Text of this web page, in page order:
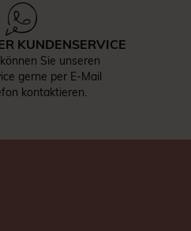
KUNDENSERVICE
Sie unseren
gerne per E-Mail
kontaktieren.